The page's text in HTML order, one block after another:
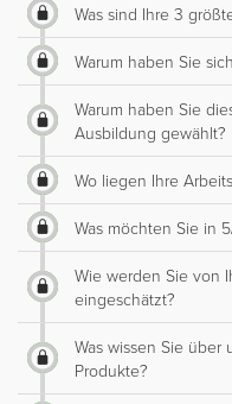
Was sind Ihre 3
Warum haben Sie
Warum haben Sie
Ausbildung gewählt?
Wo liegen Ihre
Was möchten Sie in
Wie werden Sie von
eingeschätzt?
Was wissen Sie über
Produkte?